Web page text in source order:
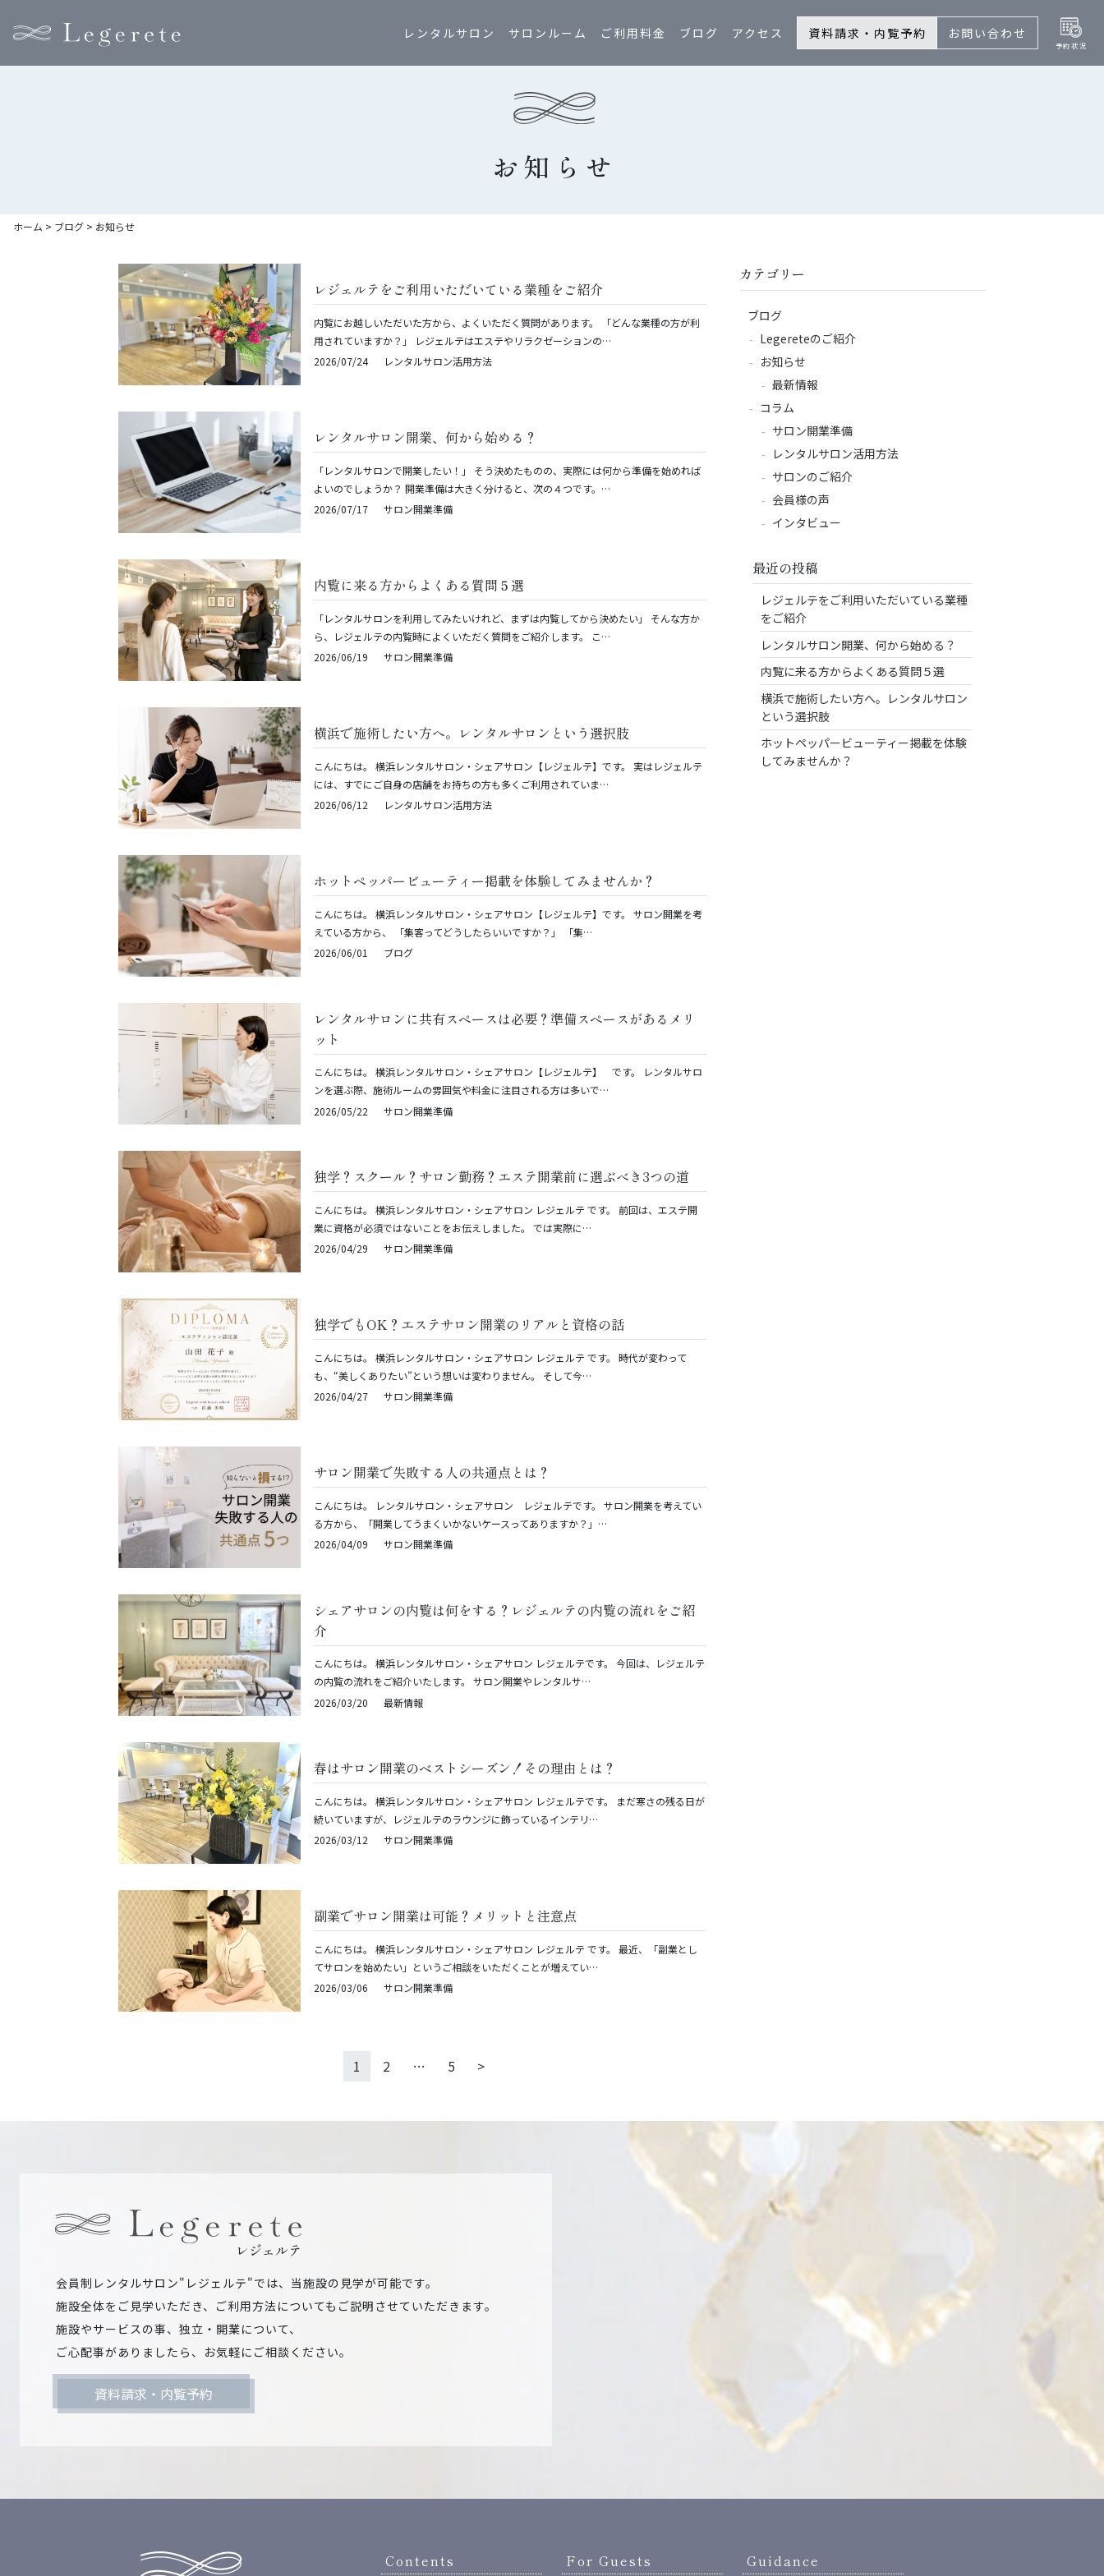
レンタルサロン サロンルーム ご利用料金 ブログ アクセス 資料請求・内覧予約 お問い合わせ
お知らせ
ホーム > ブログ > お知らせ
レジェルテをご利用いただいている業種をご紹介
内覧にお越しいただいた方から、よくいただく質問があります。 「どんな業種の方が利
用されていますか？」 レジェルテはエステやリラクゼーションの…
2026/07/24
レンタルサロン活用方法
レンタルサロン開業、何から始める？
「レンタルサロンで開業したい！」 そう決めたものの、実際には何から準備を始めれば
よいのでしょうか？ 開業準備は大きく分けると、次の４つです。…
2026/07/17
サロン開業準備
内覧に来る方からよくある質問５選
「レンタルサロンを利用してみたいけれど、まずは内覧してから決めたい」 そんな方か
ら、レジェルテの内覧時によくいただく質問をご紹介します。 こ…
2026/06/19
サロン開業準備
横浜で施術したい方へ。レンタルサロンという選択肢
こんにちは。 横浜レンタルサロン・シェアサロン【レジェルテ】です。 実はレジェルテ
には、すでにご自身の店舗をお持ちの方も多くご利用されていま…
2026/06/12
レンタルサロン活用方法
ホットペッパービューティー掲載を体験してみませんか？
こんにちは。 横浜レンタルサロン・シェアサロン【レジェルテ】です。 サロン開業を考
えている方から、 「集客ってどうしたらいいですか？」 「集…
2026/06/01
ブログ
レンタルサロンに共有スペースは必要？準備スペースがあるメリ
ット
こんにちは。 横浜レンタルサロン・シェアサロン【レジェルテ】 です。 レンタルサロ
ンを選ぶ際、施術ルームの雰囲気や料金に注目される方は多いで…
2026/05/22
サロン開業準備
独学？スクール？サロン勤務？エステ開業前に選ぶべき3つの道
こんにちは。 横浜レンタルサロン・シェアサロン レジェルテ です。 前回は、エステ開
業に資格が必須ではないことをお伝えしました。 では実際に…
2026/04/29
サロン開業準備
独学でもOK？エステサロン開業のリアルと資格の話
こんにちは。 横浜レンタルサロン・シェアサロン レジェルテ です。 時代が変わって
も、“美しくありたい”という想いは変わりません。 そして今…
2026/04/27
サロン開業準備
サロン開業で失敗する人の共通点とは？
こんにちは。 レンタルサロン・シェアサロン レジェルテです。 サロン開業を考えてい
る方から、「開業してうまくいかないケースってありますか？」…
2026/04/09
サロン開業準備
シェアサロンの内覧は何をする？レジェルテの内覧の流れをご紹
介
こんにちは。 横浜レンタルサロン・シェアサロン レジェルテです。 今回は、レジェルテ
の内覧の流れをご紹介いたします。 サロン開業やレンタルサ…
2026/03/20
最新情報
春はサロン開業のベストシーズン！その理由とは？
こんにちは。 横浜レンタルサロン・シェアサロン レジェルテです。 まだ寒さの残る日が
続いていますが、レジェルテのラウンジに飾っているインテリ…
2026/03/12
サロン開業準備
副業でサロン開業は可能？メリットと注意点
こんにちは。 横浜レンタルサロン・シェアサロン レジェルテ です。 最近、「副業とし
てサロンを始めたい」というご相談をいただくことが増えてい…
2026/03/06
サロン開業準備
1 2 … 5 >
カテゴリー
ブログ
Legereteのご紹介
お知らせ
最新情報
コラム
サロン開業準備
レンタルサロン活用方法
サロンのご紹介
会員様の声
インタビュー
最近の投稿
レジェルテをご利用いただいている業種
をご紹介
レンタルサロン開業、何から始める？
内覧に来る方からよくある質問５選
横浜で施術したい方へ。レンタルサロン
という選択肢
ホットペッパービューティー掲載を体験
してみませんか？
レジェルテ
会員制レンタルサロン"レジェルテ"では、当施設の見学が可能です。
施設全体をご見学いただき、ご利用方法についてもご説明させていただきます。
施設やサービスの事、独立・開業について、
ご心配事がありましたら、お気軽にご相談ください。
資料請求・内覧予約
Contents For Guests Guidance